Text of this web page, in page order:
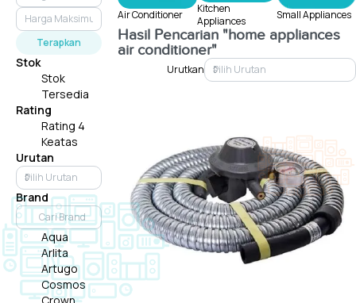
Terapkan
Stok
Stok
Tersedia
Rating
Rating 4
Keatas
Urutan
Brand
Aqua
Arlita
Artugo
Cosmos
Crown
Air Conditioner
Kitchen
Appliances
Small Appliances
Hasil Pencarian "home appliances
air conditioner"
Urutkan